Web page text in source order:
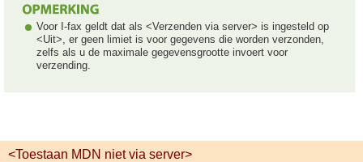
Voor I-fax geldt dat als <Verzenden via server> is ingesteld op
<Uit>, er geen limiet is voor gegevens die worden verzonden,
zelfs als u de maximale gegevensgrootte invoert voor
verzending.
<Toestaan MDN niet via server>